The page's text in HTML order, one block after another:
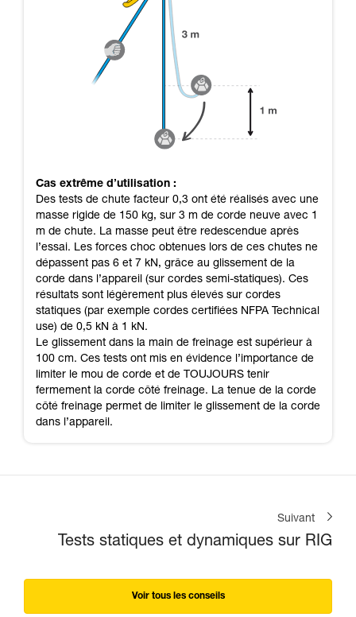
Cas extrême d’utilisation :
Des tests de chute facteur 0,3 ont été réalisés avec une
masse rigide de 150 kg, sur 3 m de corde neuve avec 1
m de chute. La masse peut être redescendue après
l’essai. Les forces choc obtenues lors de ces chutes ne
dépassent pas 6 et 7 kN, grâce au glissement de la
corde dans l’appareil (sur cordes semi-statiques). Ces
résultats sont légèrement plus élevés sur cordes
statiques (par exemple cordes certifiées NFPA Technical
use) de 0,5 kN à 1 kN.
Le glissement dans la main de freinage est supérieur à
100 cm. Ces tests ont mis en évidence l’importance de
limiter le mou de corde et de TOUJOURS tenir
fermement la corde côté freinage. La tenue de la corde
côté freinage permet de limiter le glissement de la corde
dans l’appareil.
Suivant
Tests statiques et dynamiques sur RIG
Voir tous les conseils